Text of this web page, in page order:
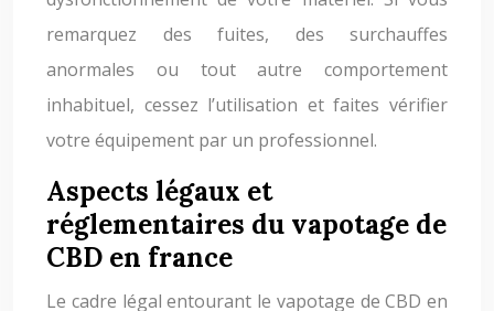
remarquez des fuites, des surchauffes
anormales ou tout autre comportement
inhabituel, cessez l’utilisation et faites vérifier
votre équipement par un professionnel.
Aspects légaux et
réglementaires du vapotage de
CBD en france
Le cadre légal entourant le vapotage de CBD en